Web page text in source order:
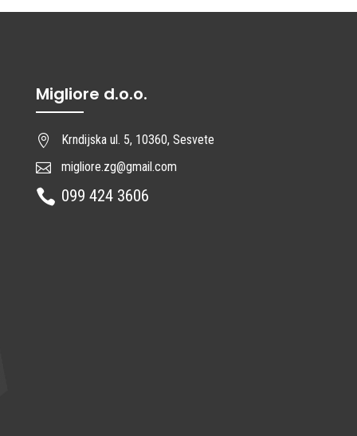
Migliore d.o.o.

Krndijska ul. 5, 10360, Sesvete

migliore.zg@gmail.com
 099 424 3606